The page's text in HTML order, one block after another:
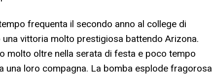
frequenta il secondo anno al college di
vittoria molto prestigiosa battendo Arizona.
molto oltre nella serata di festa e poco tempo
una loro compagna. La bomba esplode fragorosa